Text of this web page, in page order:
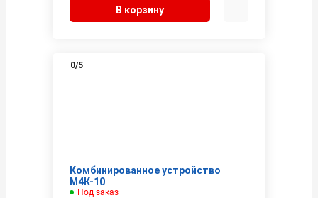
В корзину
0/5
Комбинированное устройство
М4К-10
Под заказ